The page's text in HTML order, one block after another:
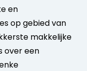
en
op gebied van
makkelijke
over een